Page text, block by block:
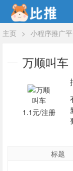
主页 > 小程序推广
万顺叫车
1.1元/注册
标题